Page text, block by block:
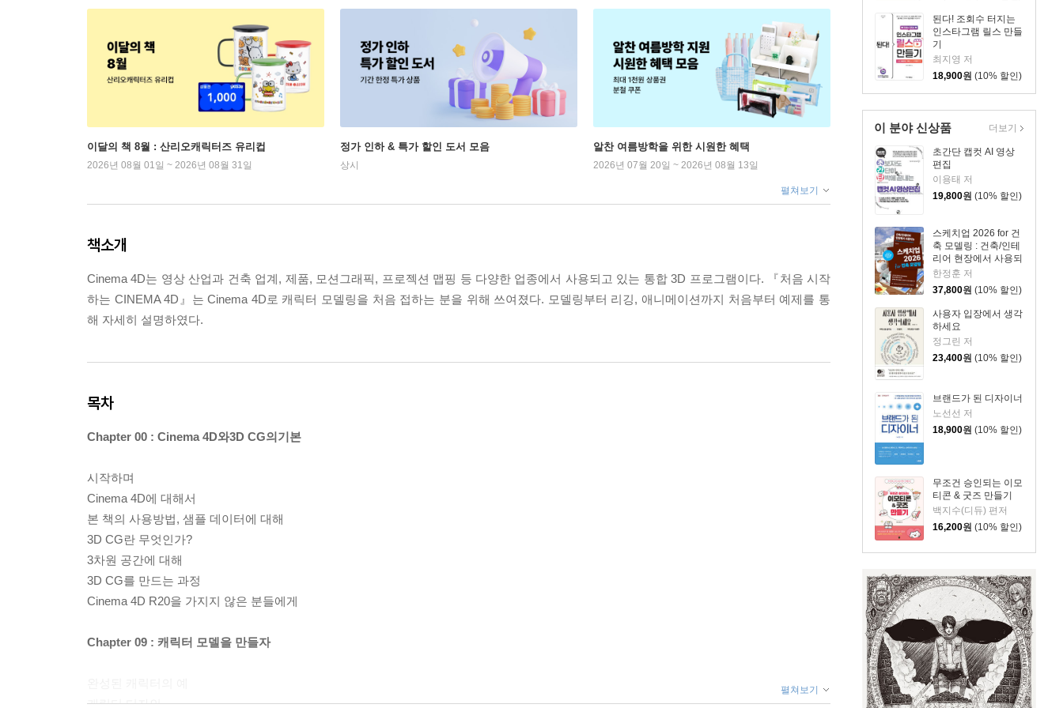
된다! 조회수 터지는
인스타그램 릴스 만들
기
최지영 저
18,900원 (10% 할인)
이 분야 신상품
초간단 캡컷 AI 영상
편집
이용태 저
19,800원 (10% 할인)
스케치업 2026 for 건
축 모델링 : 건축/인테
리어 현장에서 사용되
는
한정훈 저
37,800원 (10% 할인)
사용자 입장에서 생각
하세요
정그린 저
23,400원 (10% 할인)
브랜드가 된 디자이너
노선선 저
18,900원 (10% 할인)
무조건 승인되는 이모
티콘 & 굿즈 만들기
백지수(디듀) 편저
16,200원 (10% 할인)
더보기
이달의 책 8월 : 산리오캐릭터즈 유리컵
2026년 08월 01일 ~ 2026년 08월 31일
정가 인하 & 특가 할인 도서 모음
상시
알찬 여름방학을 위한 시원한 혜택
2026년 07월 20일 ~ 2026년 08월 13일
펼쳐보기
책소개
Cinema 4D는 영상 산업과 건축 업계, 제품, 모션그래픽, 프로젝션 맵핑 등 다양한 업종에서 사용되고 있는 통합 3D 프로그램이다. 『처음 시작
하는 CINEMA 4D』는 Cinema 4D로 캐릭터 모델링을 처음 접하는 분을 위해 쓰여졌다. 모델링부터 리깅, 애니메이션까지 처음부터 예제를 통
해 자세히 설명하였다.
목차
Chapter 00 : Cinema 4D와3D CG의기본
시작하며
Cinema 4D에 대해서
본 책의 사용방법, 샘플 데이터에 대해
3D CG란 무엇인가?
3차원 공간에 대해
3D CG를 만드는 과정
Cinema 4D R20을 가지지 않은 분들에게
Chapter 09 : 캐릭터 모델을 만들자
캐릭터 디자인
펼쳐보기